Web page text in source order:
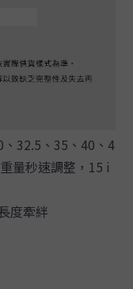
32.5、35、40、4
量秒速調整，15 i
度牽絆